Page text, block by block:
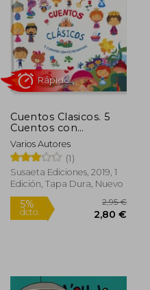
dcto.
Rápido
Cuentos Clasicos. 5
Cuentos con
Pictogramas (la Bella
Durmi
Varios Autores
(1)
Susaeta Ediciones, 2019, 1
Edición, Tapa Dura, Nuevo